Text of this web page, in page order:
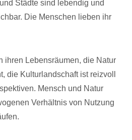
Städte sind lebendig und
Die Menschen lieben ihr
ihren Lebensräumen, die Natur
die Kulturlandschaft ist reizvoll
Mensch und Natur
Verhältnis von Nutzung